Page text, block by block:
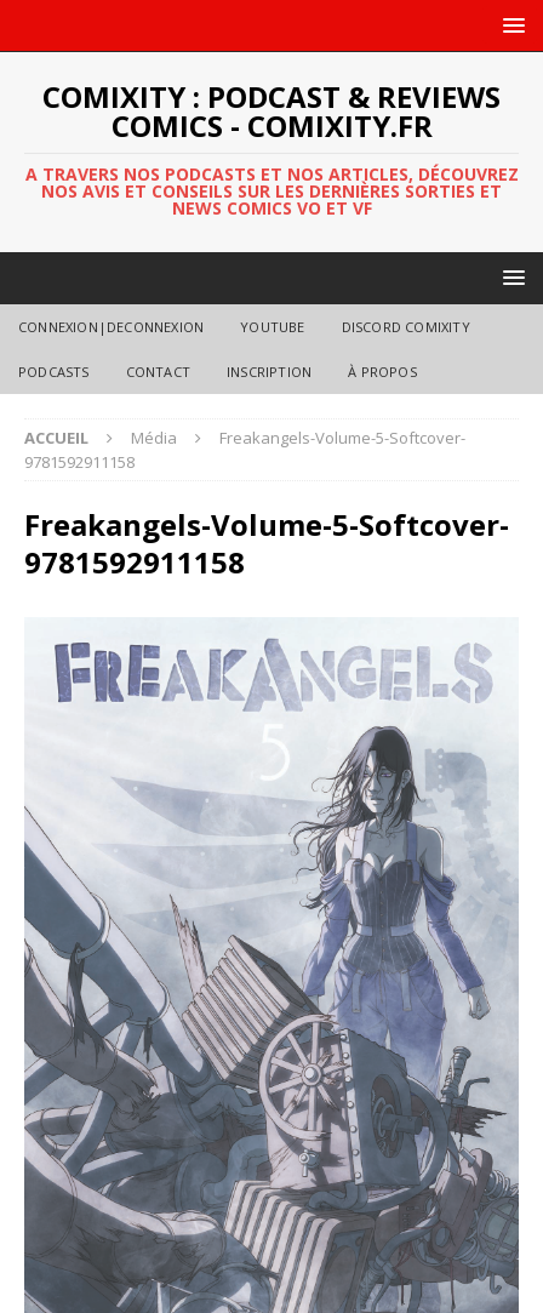
COMIXITY : PODCAST & REVIEWS
COMICS - COMIXITY.FR
A TRAVERS NOS PODCASTS ET NOS ARTICLES, DÉCOUVREZ
NOS AVIS ET CONSEILS SUR LES DERNIÈRES SORTIES ET
NEWS COMICS VO ET VF
CONNEXION|DECONNEXION YOUTUBE DISCORD COMIXITY
PODCASTS CONTACT INSCRIPTION À PROPOS
ACCUEIL Média
Freakangels-Volume-5-Softcover-
9781592911158
Freakangels-Volume-5-Softcover-
9781592911158